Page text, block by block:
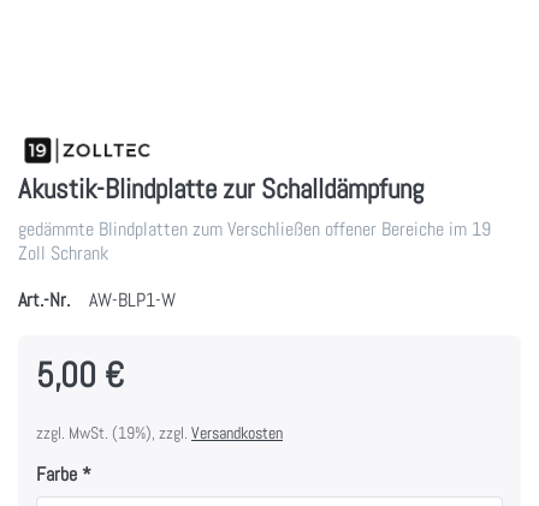
Akustik-Blindplatte zur Schalldämpfung
gedämmte Blindplatten zum Verschließen offener Bereiche im 19
Zoll Schrank
Art.-Nr.
AW-BLP1-W
5,00 €
zzgl. MwSt. (19%), zzgl. Versandkosten
Farbe